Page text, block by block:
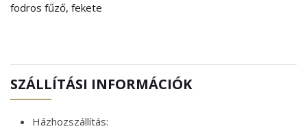
fodros fűző, fekete
SZÁLLÍTÁSI INFORMÁCIÓK
Házhozszállítás: